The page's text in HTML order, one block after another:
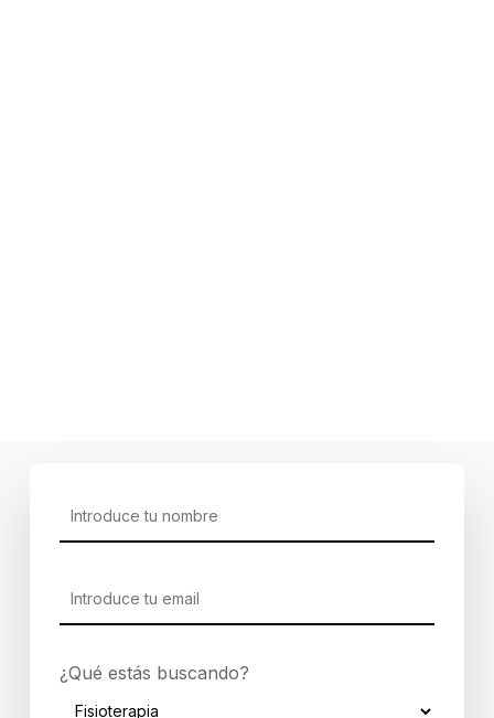
¿Qué estás buscando?